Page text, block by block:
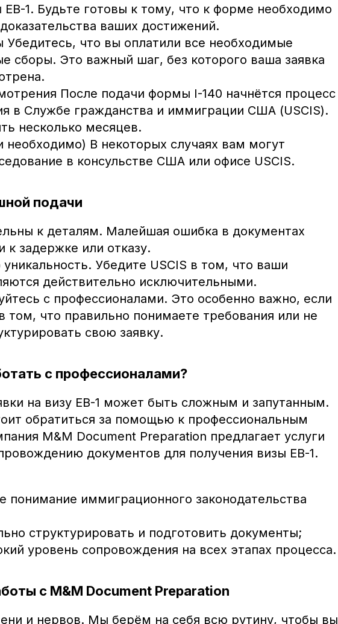
EB-1. Будьте готовы к тому, что к форме необходимо
ваших достижений.
Убедитесь, что вы оплатили все необходимые
сборы. Это важный шаг, без которого ваша заявка
После подачи формы I-140 начнётся процесс
в Службе гражданства и иммиграции США (USCIS).
несколько месяцев.
необходимо) В некоторых случаях вам могут
в консульстве США или офисе USCIS.
подачи
к деталям. Малейшая ошибка в документах
к задержке или отказу.
Убедите USCIS в том, что ваши
действительно исключительными.
с профессионалами. Это особенно важно, если
том, что правильно понимаете требования или не
свою заявку.
с профессионалами?
на визу EB-1 может быть сложным и запутанным.
обратиться за помощью к профессиональным
M&M Document Preparation предлагает услуги
документов для получения визы EB-1.
понимание иммиграционного законодательства
структурировать и подготовить документы;
уровень сопровождения на всех этапах процесса.
с M&M Document Preparation
и нервов. Мы берём на себя всю рутину, чтобы вы